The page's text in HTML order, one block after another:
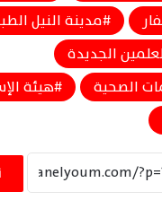
مدينة النيل
الجديدة
الصحية
هيئة